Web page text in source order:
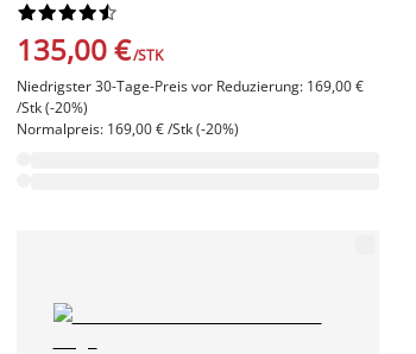






135,00 €/STK
Niedrigster 30-Tage-Preis vor Reduzierung: 169,00 €
/Stk (-20%)
Normalpreis: 169,00 € /Stk (-20%)